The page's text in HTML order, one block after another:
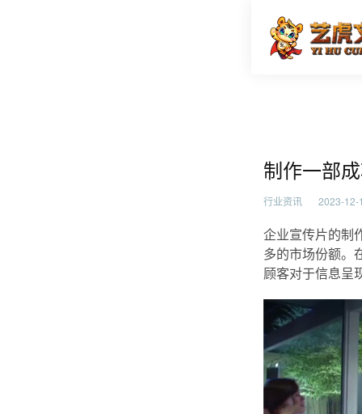
制作一
制作一部
行业资讯 2023-12-
企业宣传片的制
多的市场份额。
顾客对于信息呈